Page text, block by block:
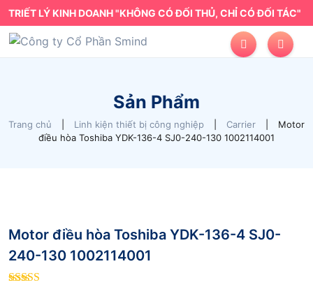
TRIẾT LÝ KINH DOANH "KHÔNG CÓ ĐỐI THỦ, CHỈ CÓ ĐỐI TÁC"
Sản Phẩm
Trang chủ Linh kiện thiết bị công nghiệp Carrier
Motor
điều hòa Toshiba YDK-136-4 SJ0-240-130 1002114001
Motor điều hòa Toshiba YDK-136-4 SJ0-
240-130 1002114001